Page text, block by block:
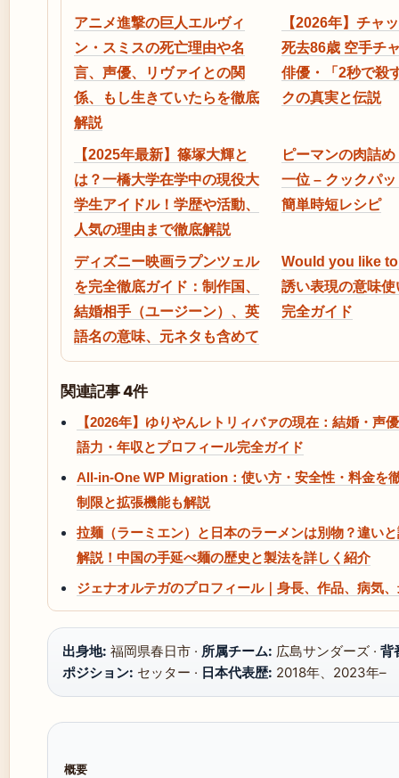
アニメ進撃の巨人エルヴィ
ン・スミスの死亡理由や名
言、声優、リヴァイとの関
係、もし生きていたらを徹底
解説
【2026年】チャ
死去86歳 空手チ
俳優・「2秒で殺
クの真実と伝説
【2025年最新】篠塚大輝と
は？一橋大学在学中の現役大
学生アイドル！学歴や活動、
人気の理由まで徹底解説
ピーマンの肉詰
一位 – クックパ
簡単時短レシピ
ディズニー映画ラプンツェル
を完全徹底ガイド：制作国、
結婚相手（ユージーン）、英
語名の意味、元ネタも含めて
Would you like to
誘い表現の意味
完全ガイド
関連記事 4件
【2026年】ゆりやんレトリィバァの現在：結婚・声
語力・年収とプロフィール完全ガイド
All-in-One WP Migration：使い方・安全性・料金を
制限と拡張機能も解説
拉麺（ラーミエン）と日本のラーメンは別物？違い
解説！中国の手延べ麺の歴史と製法を詳しく紹介
ジェナオルテガのプロフィール｜身長、作品、病気
出身地: 福岡県春日市 · 所属チーム: 広島サンダーズ · 背
ポジション: セッター · 日本代表歴: 2018年、2023年–
概要